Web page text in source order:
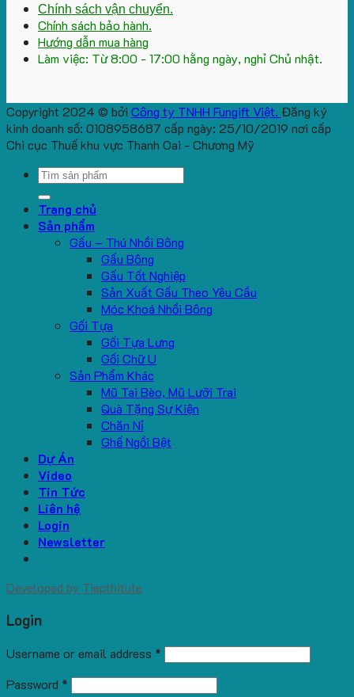
Chính sách vận chuyển.
Chính sách bảo hành.
Hướng dẫn mua hàng
Làm việc: Từ 8:00 - 17:00 hằng ngày, nghỉ Chủ nhật.
Copyright 2024 © bởi Công ty TNHH Fungift Việt. Đăng ký
kinh doanh số: 0108958687 cấp ngày: 25/10/2019 nơi cấp
Chi cục Thuế khu vực Thanh Oai - Chương Mỹ
Search
for:
Trang chủ
Sản phẩm
Gấu – Thú Nhồi Bông
Gấu Bông
Gấu Tốt Nghiệp
Sản Xuất Gấu Theo Yêu Cầu
Móc Khoá Nhồi Bông
Gối Tựa
Gối Tựa Lưng
Gối Chữ U
Sản Phẩm Khác
Mũ Tai Bèo, Mũ Lưỡi Trai
Quà Tặng Sự Kiện
Chăn Nỉ
Ghế Ngồi Bệt
Dự Án
Video
Tin Tức
Liên hệ
Login
Newsletter
Developed by Tiepthitute
Login
Username or email address *
Password *